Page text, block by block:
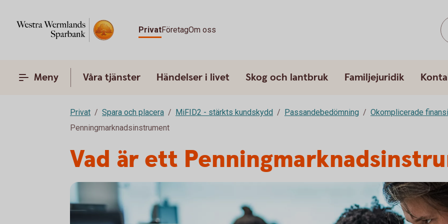
PrivatFöretagOm oss
Meny Våra tjänster Händelser i livet Skog och lantbruk Familjejuridik
Privat Spara och placera MiFID2 - stärkts kundskydd Passandebedömning
Okomplicerade
Penningmarknadsinstrument
Vad är ett